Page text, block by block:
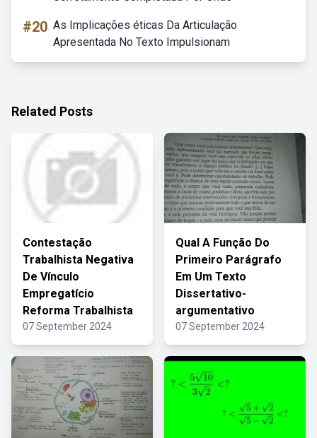
#20 As Implicações éticas Da Articulação
Apresentada No Texto Impulsionam
Related Posts
Contestação
Trabalhista Negativa
De Vínculo
Empregatício
Reforma Trabalhista
07 September 2024
Qual A Função Do
Primeiro Parágrafo
Em Um Texto
Dissertativo-
argumentativo
07 September 2024